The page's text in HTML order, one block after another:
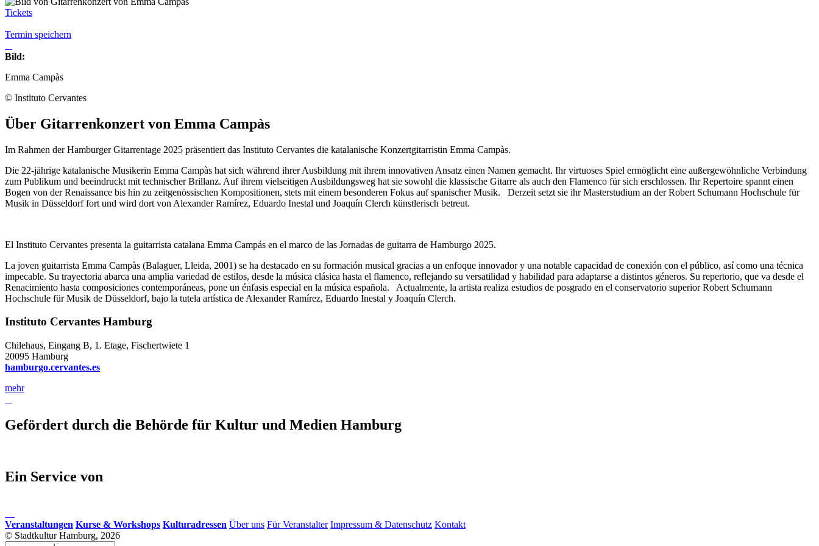
Tickets
Termin speichern
Bild:
Emma Campàs
© Instituto Cervantes
Über Gitarrenkonzert von Emma Campàs
Im Rahmen der Hamburger Gitarrentage 2025 präsentiert das Instituto Cervantes die katalanische Konzertgitarristin Emma Campàs.
Die 22-jährige katalanische Musikerin Emma Campàs hat sich während ihrer Ausbildung mit ihrem innovativen Ansatz einen Namen gemacht. Ihr virtuoses Spiel ermöglicht eine außergewöhnliche Verbindung
zum Publikum und beeindruckt mit technischer Brillanz. Auf ihrem vielseitigen Ausbildungsweg hat sie sowohl die klassische Gitarre als auch den Flamenco für sich erschlossen. Ihr Repertoire spannt einen
Bogen von der Renaissance bis hin zu zeitgenössischen Kompositionen, stets mit einem besonderen Fokus auf spanischer Musik. Derzeit setzt sie ihr Masterstudium an der Robert Schumann Hochschule für
Musik in Düsseldorf fort und wird dort von Alexander Ramírez, Eduardo Inestal und Joaquín Clerch künstlerisch betreut.
El Instituto Cervantes presenta la guitarrista catalana Emma Campás en el marco de las Jornadas de guitarra de Hamburgo 2025.
La joven guitarrista Emma Campàs (Balaguer, Lleida, 2001) se ha destacado en su formación musical gracias a un enfoque innovador y una notable capacidad de conexión con el público, así como una técnica
impecable. Su trayectoria abarca una amplia variedad de estilos, desde la música clásica hasta el flamenco, reflejando su versatilidad y habilidad para adaptarse a distintos géneros. Su repertorio, que va desde el
Renacimiento hasta composiciones contemporáneas, pone un énfasis especial en la música española. Actualmente, la artista realiza estudios de posgrado en el conservatorio superior Robert Schumann
Hochschule für Musik de Düsseldorf, bajo la tutela artística de Alexander Ramírez, Eduardo Inestal y Joaquín Clerch.
Instituto Cervantes Hamburg
Chilehaus, Eingang B, 1. Etage, Fischertwiete 1
20095 Hamburg
hamburgo.cervantes.es
mehr
Gefördert durch die Behörde für Kultur und Medien Hamburg
Ein Service von
Veranstaltungen Kurse & Workshops Kulturadressen Über uns Für Veranstalter Impressum & Datenschutz Kontakt
© Stadtkultur Hamburg, 2026